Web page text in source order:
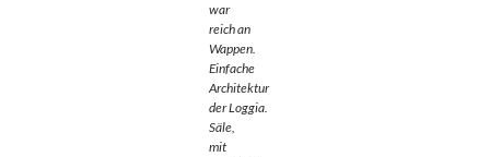
war
reich an
Wappen.
Einfache
Architektur
der Loggia.
Säle,
mit